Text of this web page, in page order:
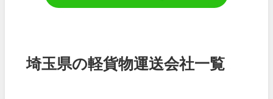
埼玉県の軽貨物運送会社一覧